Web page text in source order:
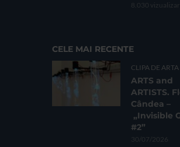
8.030
CELE MAI RECENTE
CLIPA DE ARTA
ARTS and
ARTISTS.
Cândea –
„Invisible
#2”
30/07/2026